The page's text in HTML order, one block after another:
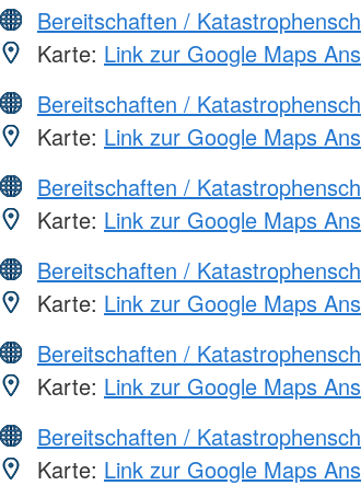
Bereitschaften /
Karte: Link zur Google Maps
Bereitschaften /
Karte: Link zur Google Maps
Bereitschaften /
Karte: Link zur Google Maps
Bereitschaften /
Karte: Link zur Google Maps
Bereitschaften /
Karte: Link zur Google Maps
Bereitschaften /
Karte: Link zur Google Maps